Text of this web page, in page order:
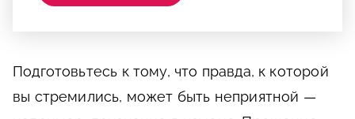
Подготовьтесь к тому, что правда, к которой
вы стремились, может быть неприятной —